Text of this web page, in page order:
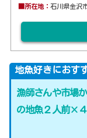
■所在地：石川県金沢
地魚好きにおす
漁師さんや市場
の地魚２人前×